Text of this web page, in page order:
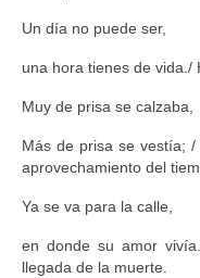
Un día no puede ser,
una hora tienes de vida./
Muy de prisa se calzaba,
Más de prisa se vestía;
aprovechamiento del
Ya se va para la calle,
en donde su amor
llegada de la muerte.